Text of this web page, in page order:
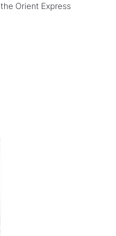
Orient Express